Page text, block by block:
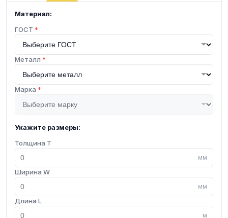
Материал:
ГОСТ *
Металл *
Марка *
Укажите размеры:
Толщина T
мм
Ширина W
мм
Длина L
м